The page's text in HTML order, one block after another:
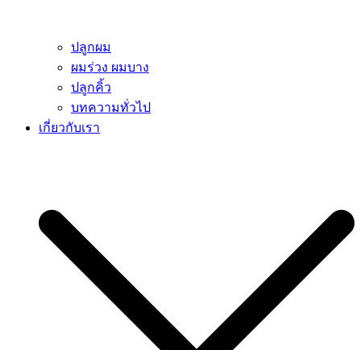
ปลูกผม
ผมร่วง ผมบาง
ปลูกคิ้ว
บทความทั่วไป
เกี่ยวกับเรา